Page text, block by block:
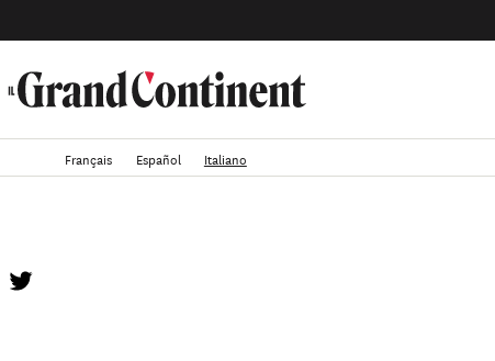
Français Español Italiano